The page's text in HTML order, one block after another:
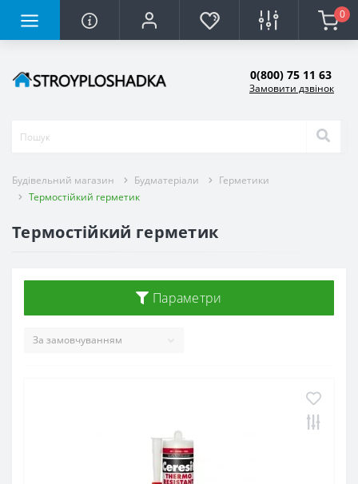
0
0(800) 75 11 63
Замовити дзвінок
Будівельний магазин Будматеріали
Герметики
Термостійкий герметик
Термостійкий герметик
Параметри